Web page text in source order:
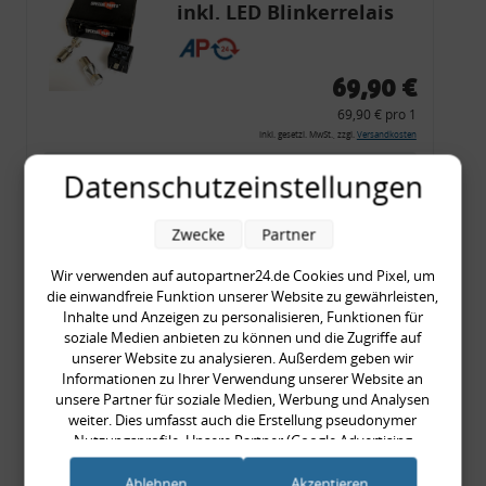
inkl. LED Blinkerrelais
CF 14
69,90 €
69,90 € pro 1
inkl. gesetzl. MwSt., zzgl. Versandkosten
Merkzettel
Rückleuchtenband mit
Blinker, rot, US-Ecken,
Audi 80 Cabrio, Typ 89,
OE-Nr.: 8G0945225 +
8G0945225C
999,99 €
999,99 € pro 1
Datenschutzeinstellungen
Wir verwenden auf autopartner24.de Cookies und Pixel, um
die einwandfreie Funktion unserer Website zu gewährleisten,
Inhalte und Anzeigen zu personalisieren, Funktionen für
soziale Medien anbieten zu können und die Zugriffe auf
unserer Website zu analysieren. Außerdem geben wir
Informationen zu Ihrer Verwendung unserer Website an
unsere Partner für soziale Medien, Werbung und Analysen
weiter. Dies umfasst auch die Erstellung pseudonymer
Nutzungsprofile. Unsere Partner (Google Advertising
Products) führen diese Informationen möglicherweise mit
weiteren Daten zusammen, die Sie ihnen bereitgestellt haben
Zwecke Partner